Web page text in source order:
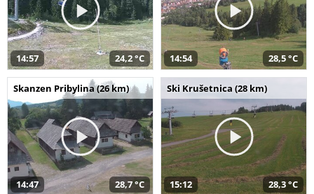
14:57 24,2 °C 14:54 28,5 °C
Skanzen Pribylina (26 km)
14:47 28,7 °C
Ski Krušetnica (28 km)
15:12 28,3 °C